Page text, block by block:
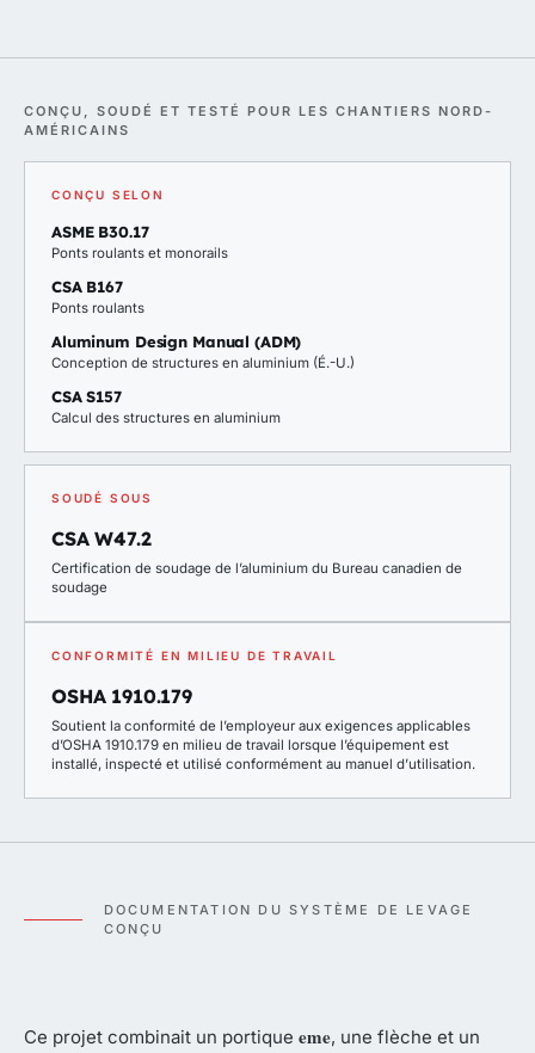
CONÇU, SOUDÉ ET TESTÉ POUR LES CHANTIERS NORD-
AMÉRICAINS
CONÇU SELON
ASME B30.17
Ponts roulants et monorails
CSA B167
Ponts roulants
Aluminum Design Manual (ADM)
Conception de structures en aluminium (É.-U.)
CSA S157
Calcul des structures en aluminium
SOUDÉ SOUS
CSA W47.2
Certification de soudage de l’aluminium du Bureau canadien de
soudage
CONFORMITÉ EN MILIEU DE TRAVAIL
OSHA 1910.179
Soutient la conformité de l’employeur aux exigences applicables
d’OSHA 1910.179 en milieu de travail lorsque l’équipement est
installé, inspecté et utilisé conformément au manuel d’utilisation.
DOCUMENTATION DU SYSTÈME DE LEVAGE
CONÇU
Ce projet combinait un portique eme, une flèche et un